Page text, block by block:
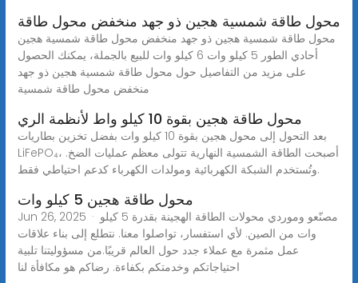
محول طاقة شمسية هجين ذو جهد منخفض محول طاقة
محول طاقة شمسية هجين ذو جهد منخفض محول طاقة شمسية هجين
أحادي الطور 5 كيلو وات 6 كيلو وات للبيع بالجملة، يمكنك الحصول
على مزيد من التفاصيل حول محول طاقة شمسية هجين ذو جهد
منخفض محول طاقة شمسية
محول طاقة هجين بقوة 10 كيلو واط لأنظمة الري
بعد التحول إلى محول هجين بقوة 10 كيلو وات بفضل تخزين بطاريات
LiFePO₄، أصبحت الطاقة الشمسية النهارية تتولى معظم عمليات الضخ.
وتُستخدم الشبكة الكهربائية ومولدات الكهرباء كدعم احتياطي فقط.
محول طاقة هجين 5 كيلو وات
Jun 26, 2025 · مصنّعو وموردي محولات الطاقة الهجينة بقدرة 5 كيلو
وات من الصين. لأي استفسار، تواصلوا معنا. نتطلع إلى بناء علاقات
عمل مثمرة مع عملاء جدد حول العالم قريبًا.من مسؤوليتنا تلبية
احتياجاتكم وخدمتكم بكفاءة. رضاكم هو مكافأة لنا